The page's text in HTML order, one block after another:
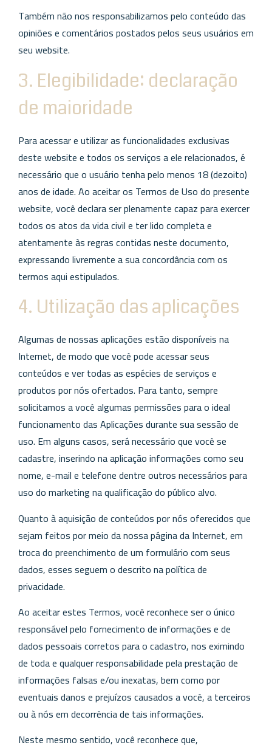
Também não nos responsabilizamos pelo conteúdo das
opiniões e comentários postados pelos seus usuários em
seu website.
3. Elegibilidade: declaração
de maioridade
Para acessar e utilizar as funcionalidades exclusivas
deste website e todos os serviços a ele relacionados, é
necessário que o usuário tenha pelo menos 18 (dezoito)
anos de idade. Ao aceitar os Termos de Uso do presente
website, você declara ser plenamente capaz para exercer
todos os atos da vida civil e ter lido completa e
atentamente às regras contidas neste documento,
expressando livremente a sua concordância com os
termos aqui estipulados.
4. Utilização das aplicações
Algumas de nossas aplicações estão disponíveis na
Internet, de modo que você pode acessar seus
conteúdos e ver todas as espécies de serviços e
produtos por nós ofertados. Para tanto, sempre
solicitamos a você algumas permissões para o ideal
funcionamento das Aplicações durante sua sessão de
uso. Em alguns casos, será necessário que você se
cadastre, inserindo na aplicação informações como seu
nome, e-mail e telefone dentre outros necessários para
uso do marketing na qualificação do público alvo.
Quanto à aquisição de conteúdos por nós oferecidos que
sejam feitos por meio da nossa página da Internet, em
troca do preenchimento de um formulário com seus
dados, esses seguem o descrito na política de
privacidade.
Ao aceitar estes Termos, você reconhece ser o único
responsável pelo fornecimento de informações e de
dados pessoais corretos para o cadastro, nos eximindo
de toda e qualquer responsabilidade pela prestação de
informações falsas e/ou inexatas, bem como por
eventuais danos e prejuízos causados a você, a terceiros
ou à nós em decorrência de tais informações.
Neste mesmo sentido, você reconhece que,